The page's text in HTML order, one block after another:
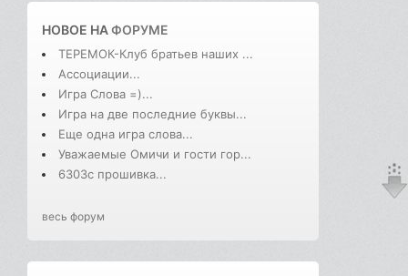
НОВОЕ НАФОРУМЕ
ТЕРЕМОК-Клуб братьев наших ...
Ассоциации...
Игра Слова =)...
Игра на две последние буквы...
Еще одна игра слова...
Уважаемые Омичи и гости гор...
6303с прошивка...
весь форум